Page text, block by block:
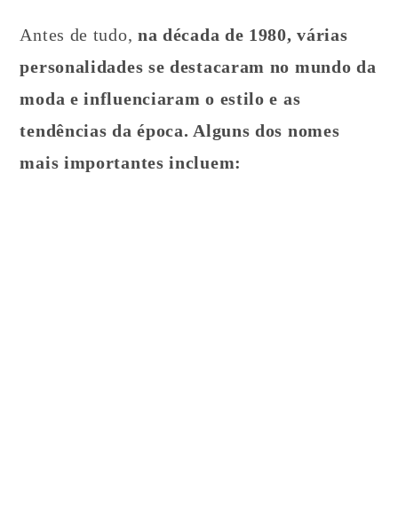
Antes de tudo, na década de 1980, várias
personalidades se destacaram no mundo da
moda e influenciaram o estilo e as
tendências da época. Alguns dos nomes
mais importantes incluem: